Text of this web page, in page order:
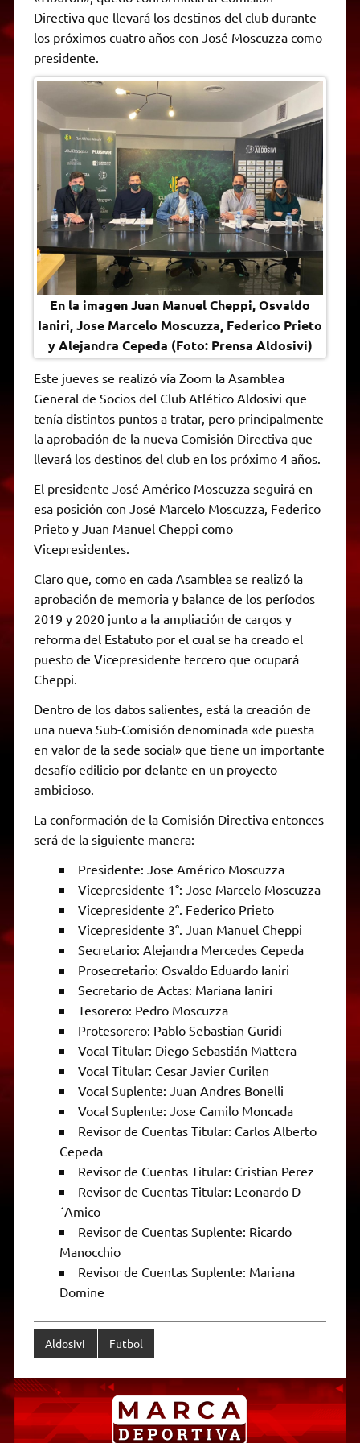
p
p
r
a
m
e
r
o
o
k
g
e
i
n
k
r
i
d
l
y
Directiva que llevará los destinos del club durante
los próximos cuatro años con José Moscuzza como
presidente.
En la imagen Juan Manuel Cheppi, Osvaldo
Ianiri, Jose Marcelo Moscuzza, Federico Prieto
y Alejandra Cepeda (Foto: Prensa Aldosivi)
Este jueves se realizó vía Zoom la Asamblea
General de Socios del Club Atlético Aldosivi que
tenía distintos puntos a tratar, pero principalmente
la aprobación de la nueva Comisión Directiva que
llevará los destinos del club en los próximo 4 años.
El presidente José Américo Moscuzza seguirá en
esa posición con José Marcelo Moscuzza, Federico
Prieto y Juan Manuel Cheppi como
Vicepresidentes.
Claro que, como en cada Asamblea se realizó la
aprobación de memoria y balance de los períodos
2019 y 2020 junto a la ampliación de cargos y
reforma del Estatuto por el cual se ha creado el
puesto de Vicepresidente tercero que ocupará
Cheppi.
Dentro de los datos salientes, está la creación de
una nueva Sub-Comisión denominada «de puesta
en valor de la sede social» que tiene un importante
desafío edilicio por delante en un proyecto
ambicioso.
La conformación de la Comisión Directiva entonces
será de la siguiente manera:
Presidente: Jose Américo Moscuzza
Vicepresidente 1°: Jose Marcelo Moscuzza
Vicepresidente 2°. Federico Prieto
Vicepresidente 3°. Juan Manuel Cheppi
Secretario: Alejandra Mercedes Cepeda
Prosecretario: Osvaldo Eduardo Ianiri
Secretario de Actas: Mariana Ianiri
Tesorero: Pedro Moscuzza
Protesorero: Pablo Sebastian Guridi
Vocal Titular: Diego Sebastián Mattera
Vocal Titular: Cesar Javier Curilen
Vocal Suplente: Juan Andres Bonelli
Vocal Suplente: Jose Camilo Moncada
Revisor de Cuentas Titular: Carlos Alberto
Cepeda
Revisor de Cuentas Titular: Cristian Perez
Revisor de Cuentas Titular: Leonardo D
´Amico
Revisor de Cuentas Suplente: Ricardo
Manocchio
Revisor de Cuentas Suplente: Mariana
Domine
Aldosivi Futbol